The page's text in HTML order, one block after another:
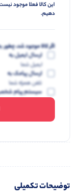
این کالا فعلا موجود
دهیم.
اگر کالا موجود شد، چطور
ارسال ایمیل به
ایمیل شما
ارسال پیامک به
تلفن همراه شما
سیستم پیام
توضیحات تکمیلی